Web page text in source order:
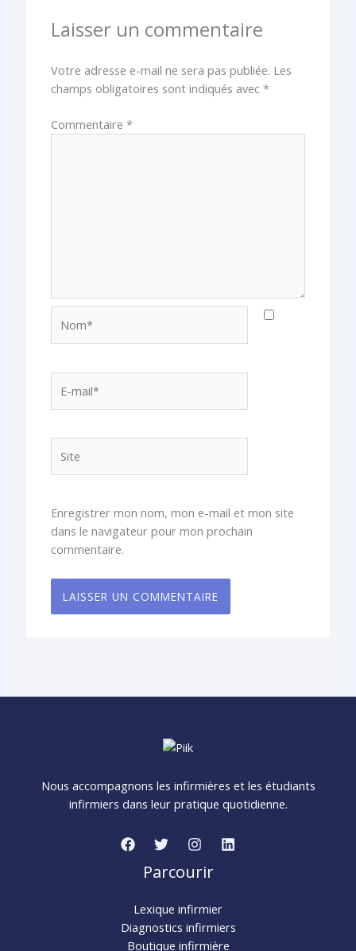
Laisser un commentaire
Votre adresse e-mail ne sera pas publiée. Les
champs obligatoires sont indiqués avec*
Commentaire*
mail*
Enregistrer mon nom, mon e-mail et mon site
dans le navigateur pour mon prochain
commentaire.
Nous accompagnons les infirmières et les étudiants
infirmiers dans leur pratique quotidienne.
Parcourir
Lexique infirmier
Diagnostics infirmiers
Boutique infirmière